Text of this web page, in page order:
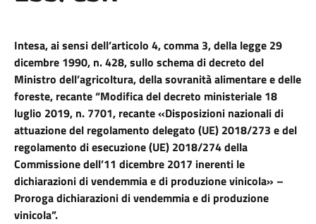
Intesa, ai sensi dell’articolo 4, comma 3, della legge 29
dicembre 1990, n. 428, sullo schema di decreto del
Ministro dell’agricoltura, della sovranità alimentare e delle
foreste, recante “Modifica del decreto ministeriale 18
luglio 2019, n. 7701, recante «Disposizioni nazionali di
attuazione del regolamento delegato (UE) 2018/273 e del
regolamento di esecuzione (UE) 2018/274 della
Commissione dell’11 dicembre 2017 inerenti le
dichiarazioni di vendemmia e di produzione vinicola» –
Proroga dichiarazioni di vendemmia e di produzione
vinicola”.